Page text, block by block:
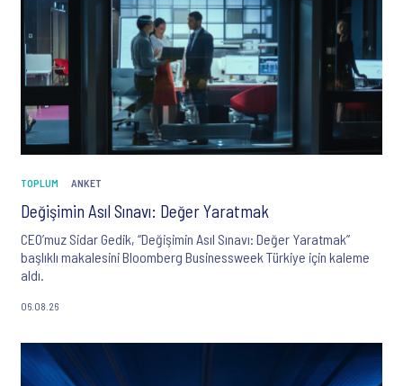
TOPLUM ANKET
Değişimin Asıl Sınavı: Değer Yaratmak
CEO’muz Sidar Gedik, “Değişimin Asıl Sınavı: Değer Yaratmak”
başlıklı makalesini Bloomberg Businessweek Türkiye için kaleme
aldı.
06.08.26